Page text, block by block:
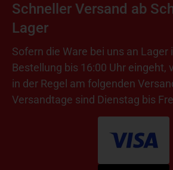
Schneller Versand ab
Lager
Sofern die Ware bei uns an Lager
Bestellung bis 16:00 Uhr eingeht,
in der Regel am folgenden
Versandtage sind Dienstag bis